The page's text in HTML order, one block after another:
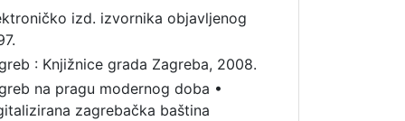
izd. izvornika objavljenog
: Knjižnice grada Zagreba, 2008.
na pragu modernog doba •
zagrebačka baština